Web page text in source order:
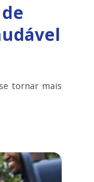
tornar mais